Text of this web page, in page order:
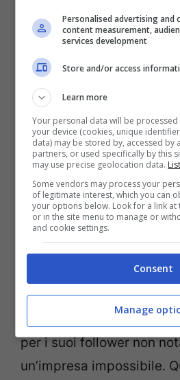
La modella Paola Turani
Con la sua solita
la sua incantevole
senza parole tutti coloro
la amano. D’altra parte,
incredibile fascino e al
per i suoi follower non
un’impresa impossibile.
Personalised advertising and
content measurement,
services development
Store and/or access
Learn more
Your personal data will be
your device (cookies, unique
data) may be stored by, accessed by
partners, or used specifically by this
may use precise geolocation data.
Some vendors may process your
of legitimate interest, which you can
your options below. Look for a link
or in the site menu to manage or
and cookie settings.
Consent
Manage